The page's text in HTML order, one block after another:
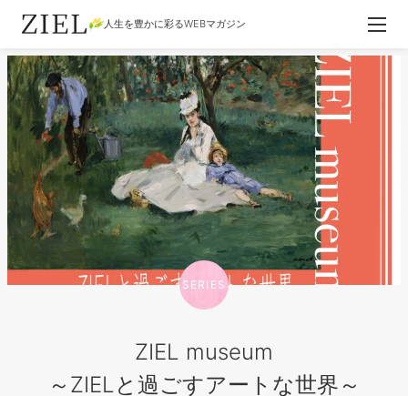
人生を豊かに彩るWEBマガジン
SERIES
ZIEL museum
～ZIELと過ごすアートな世界～